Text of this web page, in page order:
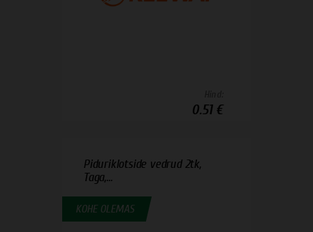
0.51 €
Piduriklotside vedrud 2tk,
Taga,...
KOHE OLEMAS